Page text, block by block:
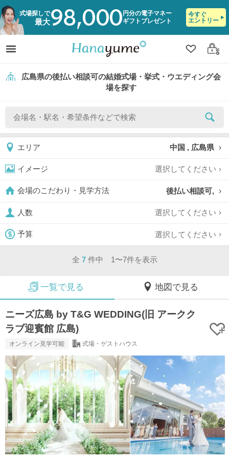
式場探しで
最大98,000 円分の電子マネー
ギフトプレゼント
今すぐ
エントリー
クリップ
ログ
広島県の後払い相談可の結婚式場・挙式・ウエディング会
場を探す
エリア 中国 , 広島県
イメージ 選択してください
会場のこだわり・見学方法 後払い相談可,
人数 選択してください
予算 選択してください
全 7 件中 1〜7件を表示
一覧で見る 地図で見る
ニーズ広島 by T&G WEDDING(旧 アークク
ラブ迎賓館 広島)
オンライン見学可能 式場・ゲストハウス